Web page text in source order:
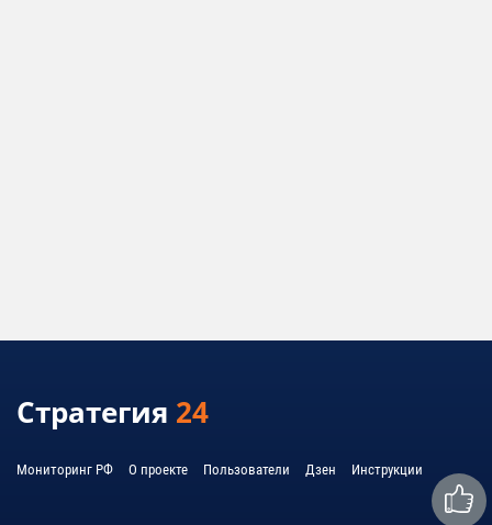
Стратегия 24
Мониторинг РФ О проекте Пользователи Дзен Инструкции